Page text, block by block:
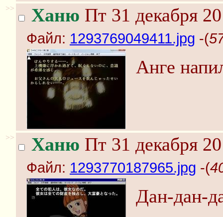
>> Ханю Пт 31 декабря
Файл: 1293769049411.jpg -(
Анге
>> Ханю Пт 31 декабря
Файл: 1293770187965.jpg -(
Дан-дан-